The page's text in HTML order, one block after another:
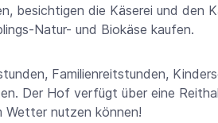
besichtigen die Käserei und den
Natur- und Biokäse kaufen.
Familienreitstunden,
Der Hof verfügt über eine
Wetter nutzen können!